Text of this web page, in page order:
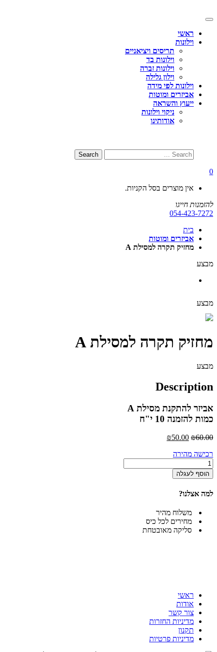
to
Toggle
navigation
ראשי
וילונות
תריסים ויציאניים
וילונות בד
וילונות זברה
וילון גלילה
וילונות לפי מידה
אביזרים ומוטות
ייעוץ והשראה
ניקוי וילונות
אודותינו
0
אין מוצרים בסל הקניות.
להזמנות חייגו
054-423-7272
בית
אביזרים ומוטות
מחזיק תקרה למסילת A
מבצע
מבצע
מחזיק תקרה למסילת A
מבצע
Description
אביזר להתקנת מסילת A
כמות להזמנה 10 י"ח
₪60.00
המחיר
היה:
₪50.00
רכישה מהירה
כמות
של
מחזיק
תקרה
למסילת
הוסף לעגלה
למה אצלנו?
משלוח מהיר
מחירים לכל כיס
סליקה מאובטחת
ראשי
אודות
צור קשר
מדיניות החזרות
תקנון
מדיניות פרטיות